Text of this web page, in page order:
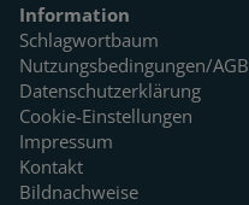
Information
Schlagwortbaum
Nutzungsbedingungen/AGB
Datenschutzerklärung
Cookie-Einstellungen
Impressum
Kontakt
Bildnachweise